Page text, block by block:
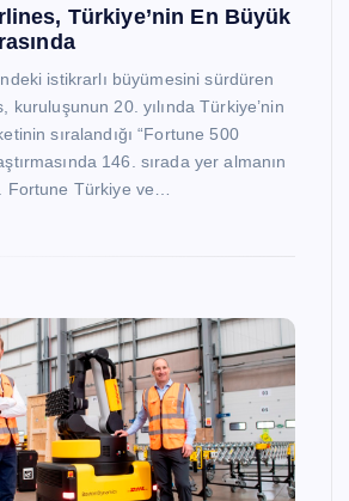
Türkiye’nin En Büyük
istikrarlı büyümesini sürdüren
kuruluşunun 20. yılında Türkiye’nin
sıralandığı “Fortune 500
146. sırada yer almanın
Fortune Türkiye ve…